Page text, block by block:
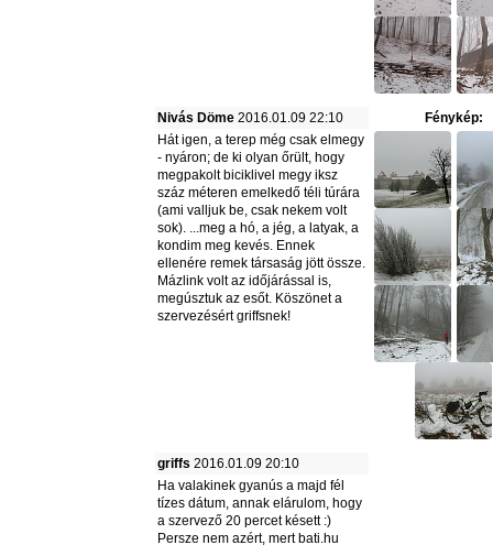
Nivás Döme 2016.01.09 22:10
Fénykép:
Hát igen, a terep még csak elmegy
- nyáron; de ki olyan őrült, hogy
megpakolt biciklivel megy iksz
száz méteren emelkedő téli túrára
(ami valljuk be, csak nekem volt
sok). ...meg a hó, a jég, a latyak, a
kondim meg kevés. Ennek
ellenére remek társaság jött össze.
Mázlink volt az időjárással is,
megúsztuk az esőt. Köszönet a
szervezésért griffsnek!
griffs 2016.01.09 20:10
Ha valakinek gyanús a majd fél
tízes dátum, annak elárulom, hogy
a szervező 20 percet késett :)
Persze nem azért, mert bati.hu